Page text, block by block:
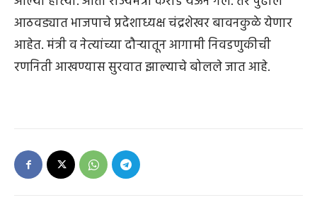
आठवड्यात भाजपाचे प्रदेशाध्यक्ष चंद्रशेखर बावनकुळे येणार
आहेत. मंत्री व नेत्यांच्या दौऱ्यातून आगामी निवडणुकीची
रणनिती आखण्यास सुरवात झाल्याचे बोलले जात आहे.